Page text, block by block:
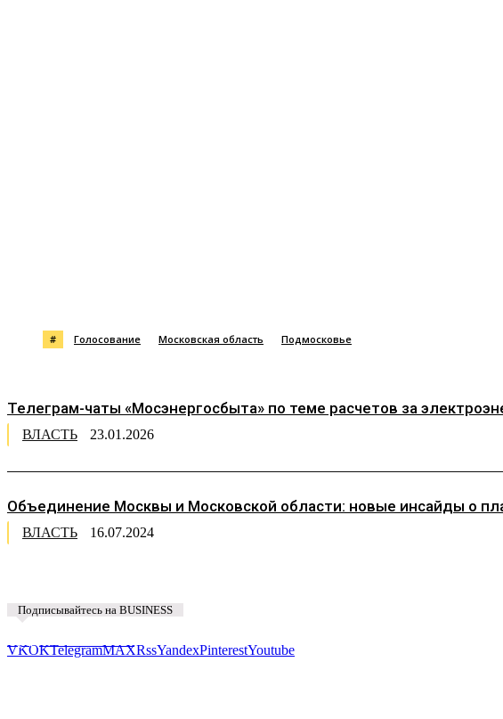
# Голосование Московская область Подмосковье
Телеграм-чаты «Мосэнергосбыта» по теме расчетов за
ВЛАСТЬ 23.01.2026
Объединение Москвы и Московской области: новые инсайды о
ВЛАСТЬ 16.07.2024
Подписывайтесь на BUSINESS
VKOKTelegramMAXRssYandexPinterestYoutube